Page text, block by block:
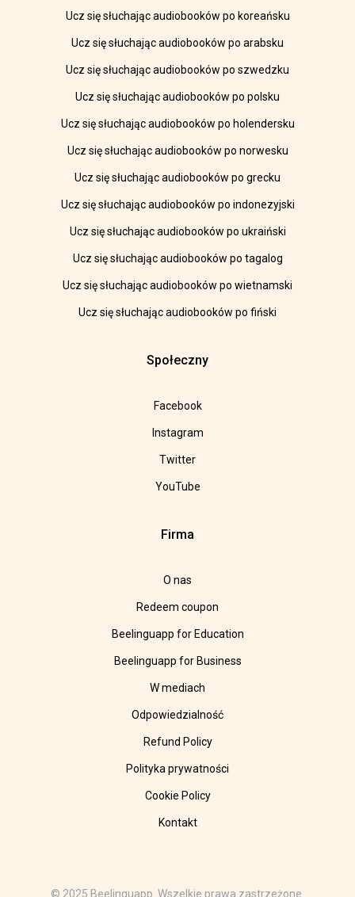
Ucz się słuchając audiobooków po koreańsku
Ucz się słuchając audiobooków po arabsku
Ucz się słuchając audiobooków po szwedzku
Ucz się słuchając audiobooków po polsku
Ucz się słuchając audiobooków po holendersku
Ucz się słuchając audiobooków po norwesku
Ucz się słuchając audiobooków po grecku
Ucz się słuchając audiobooków po indonezyjski
Ucz się słuchając audiobooków po ukraiński
Ucz się słuchając audiobooków po tagalog
Ucz się słuchając audiobooków po wietnamski
Ucz się słuchając audiobooków po fiński
Społeczny
Facebook
Instagram
Twitter
YouTube
Firma
O nas
Redeem coupon
Beelinguapp for Education
Beelinguapp for Business
W mediach
Odpowiedzialność
Refund Policy
Polityka prywatności
Cookie Policy
Kontakt
© 2025 Beelinguapp. Wszelkie prawa zastrzeżone.